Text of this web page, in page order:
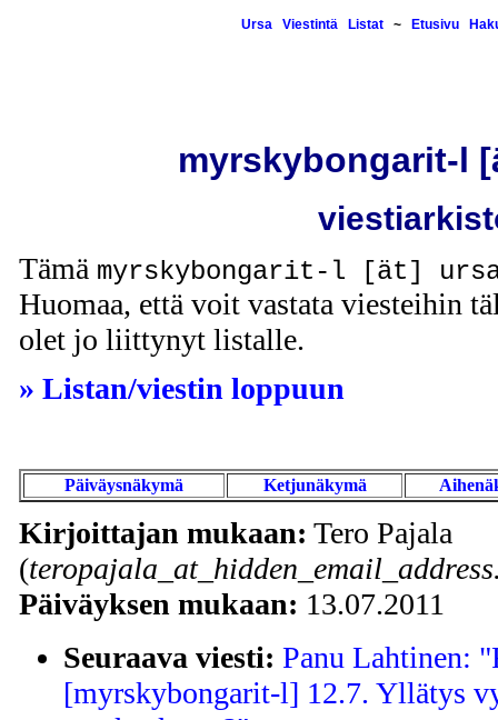
Ursa Viestintä Listat~ Etusivu
myrskybongarit-l
Tämä myrskybongarit-l [ät]
Huomaa, että voit vastata viesteihin
olet jo liittynyt listalle.
» Listan/viestin loppuun
Päiväysnäkymä Ketjunäkymä
Kirjoittajan mukaan: Tero Pajala
(
Päiväyksen mukaan: 13.07.2011
Seuraava viesti: Panu Lahtinen:
[myrskybongarit-l] 12.7. Yllätys